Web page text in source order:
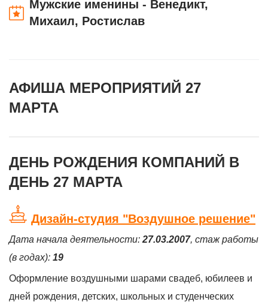
Мужские именины - Венедикт,
Михаил, Ростислав
АФИША МЕРОПРИЯТИЙ 27
МАРТА
ДЕНЬ РОЖДЕНИЯ КОМПАНИЙ В
ДЕНЬ 27 МАРТА
Дизайн-студия "Воздушное решение"
Дата начала деятельности: 27.03.2007, стаж работы
(в годах): 19
Оформление воздушными шарами свадеб, юбилеев и
дней рождения, детских, школьных и студенческих